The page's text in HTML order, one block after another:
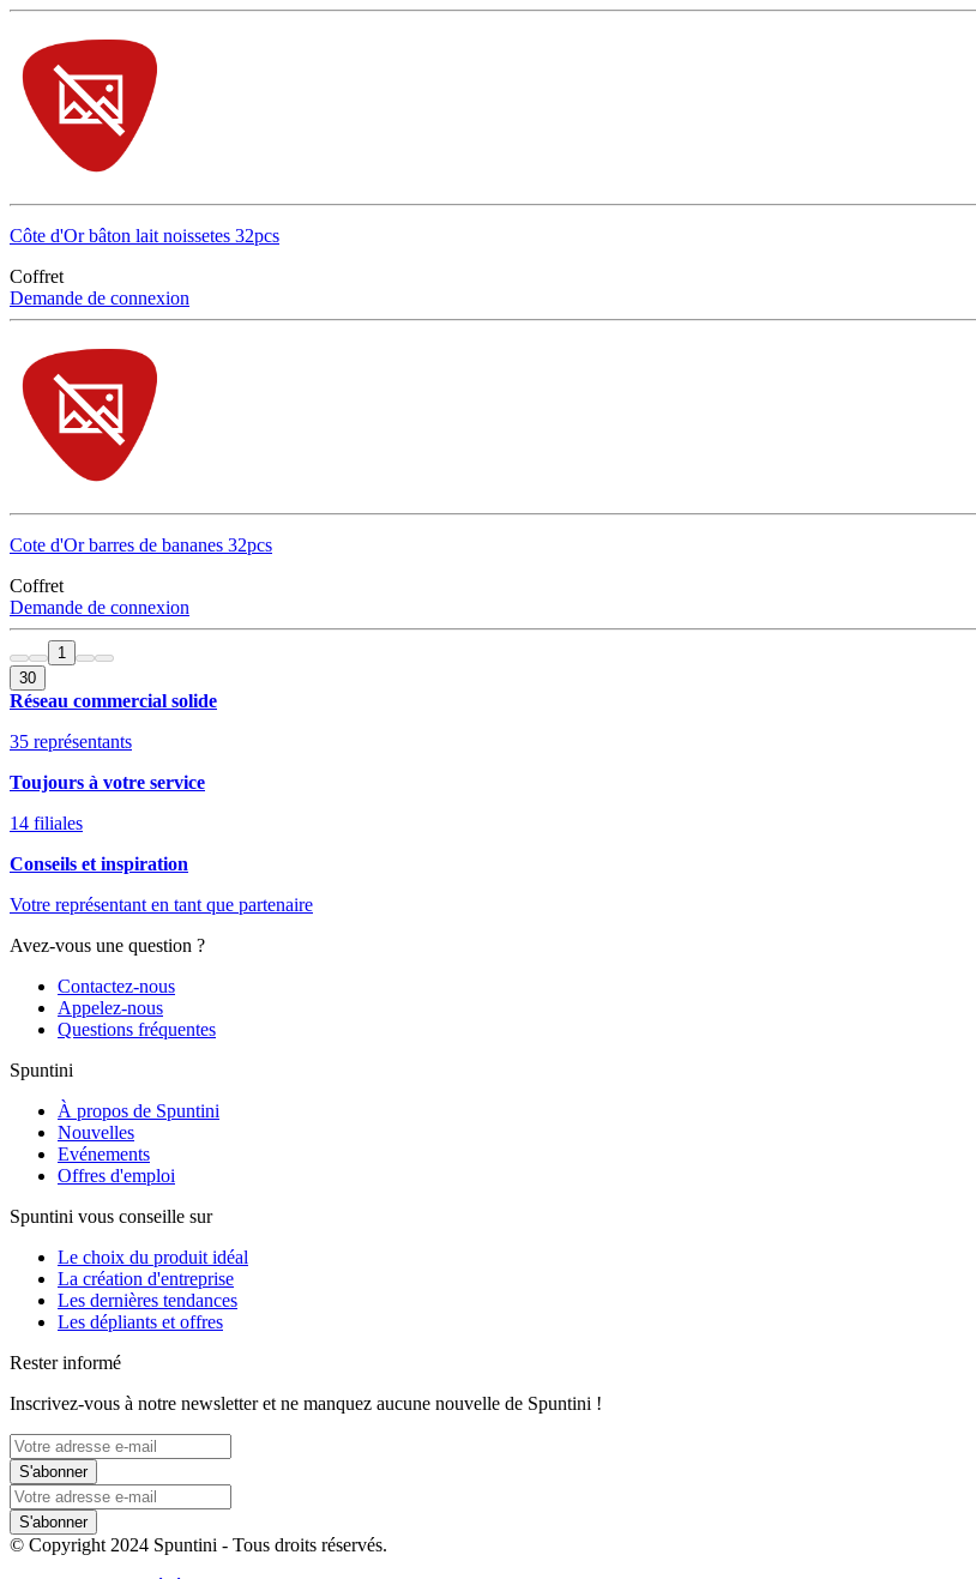
Côte d'Or bâton lait noissetes 32pcs
Coffret
Demande de connexion
Cote d'Or barres de bananes 32pcs
Coffret
Demande de connexion
1
30
Réseau commercial solide
35 représentants
Toujours à votre service
14 filiales
Conseils et inspiration
Votre représentant en tant que partenaire
Avez-vous une question ?
Contactez-nous
Appelez-nous
Questions fréquentes
Spuntini
À propos de Spuntini
Nouvelles
Evénements
Offres d'emploi
Spuntini vous conseille sur
Le choix du produit idéal
La création d'entreprise
Les dernières tendances
Les dépliants et offres
Rester informé
Inscrivez-vous à notre newsletter et ne manquez aucune nouvelle de Spuntini !
S'abonner
S'abonner
© Copyright 2024 Spuntini - Tous droits réservés.